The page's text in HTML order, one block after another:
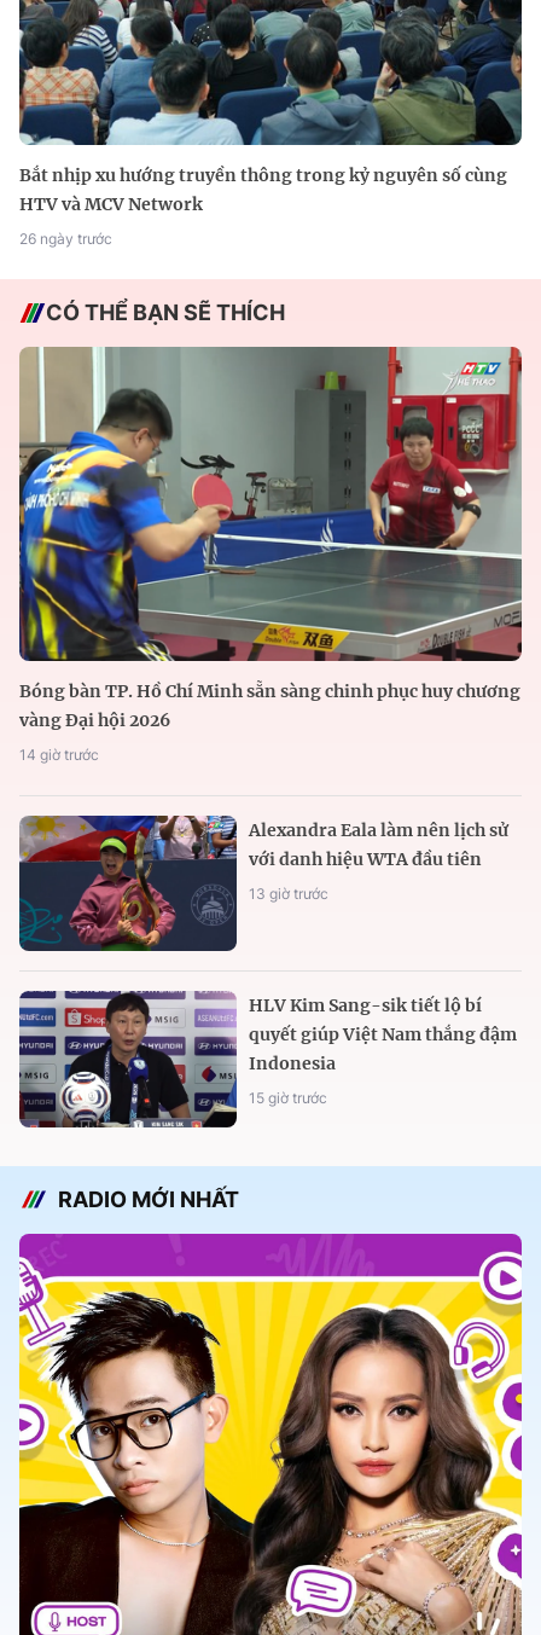
Bắt nhịp xu hướng truyền thông trong kỷ nguyên số cùng
HTV và MCV Network
26 ngày trước
CÓ THỂ BẠN SẼ THÍCH
Bóng bàn TP. Hồ Chí Minh sẵn sàng chinh phục huy chương
vàng Đại hội 2026
14 giờ trước
Alexandra Eala làm nên lịch sử
với danh hiệu WTA đầu tiên
13 giờ trước
HLV Kim Sang-sik tiết lộ bí
quyết giúp Việt Nam thắng đậm
Indonesia
15 giờ trước
RADIO MỚI NHẤT